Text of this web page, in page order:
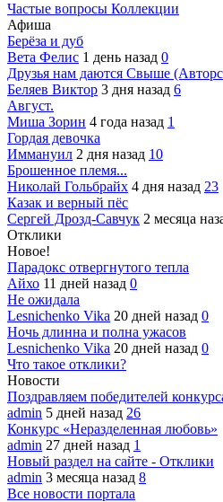
Частые вопросы Коллекции
Афиша
Берёза и дуб
Вета Фелис 1 день назад 0
Друзья нам даются Свыше
Беляев Виктор 3 дня назад 6
Август.
Миша Зорин 4 года назад 1
Гордая девочка
Иммануил 2 дня назад 10
Брошенное племя...
Николай Гольбрайх 4 дня назад 23
Казак и верный пёс
Сергей Дрозд-Савчук 2 месяца
Отклики
Новое!
Парадокс отвергнутого тепла
Айхо 11 дней назад 0
Не ожидала
Lesnichenko Vika 20 дней назад 0
Ночь длинна и полна ужасов
Lesnichenko Vika 20 дней назад 0
Что такое отклики?
Новости
Поздравляем победителей
admin 5 дней назад 26
Конкурс «Неразделенная любовь»
admin 27 дней назад 1
Новый раздел на сайте - Отклики
admin 3 месяца назад 8
Все новости портала